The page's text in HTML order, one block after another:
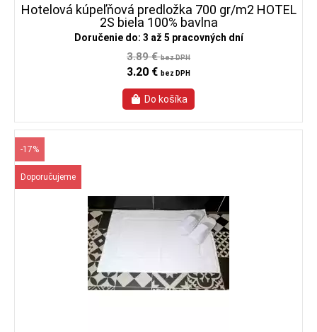
Hotelová kúpeľňová predložka 700 gr/m2 HOTEL
2S biela 100% bavlna
Doručenie do: 3 až 5 pracovných dní
3.89 €bez DPH
3.20 € bez DPH
-17%
Doporučujeme